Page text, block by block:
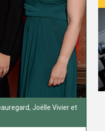
Joëlle Vivier et